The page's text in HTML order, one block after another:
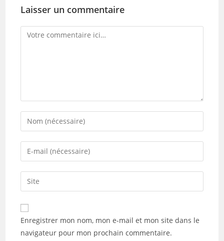
Laisser un commentaire
Comment
Enter
your
name
comment
Enter
your
email
address
comment
Saisir
l’URL
de
votre
Enregistrer mon nom, mon e-mail et mon site dans le
navigateur pour mon prochain commentaire.